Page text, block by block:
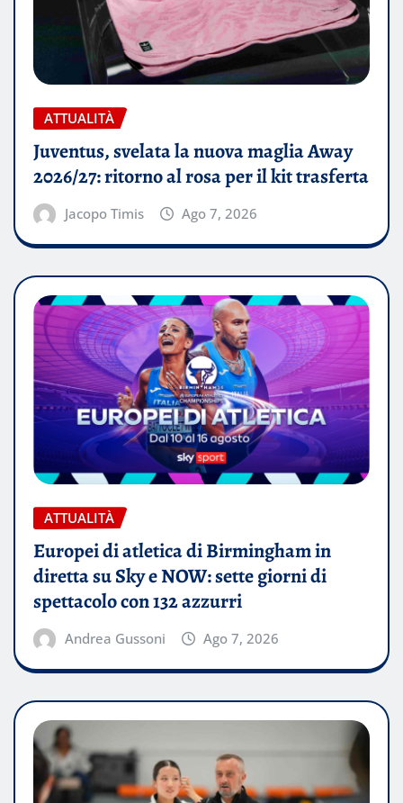
ATTUALITÀ
Juventus, svelata la nuova maglia Away
2026/27: ritorno al rosa per il kit trasferta
Jacopo Timis Ago 7, 2026
ATTUALITÀ
Europei di atletica di Birmingham in
diretta su Sky e NOW: sette giorni di
spettacolo con 132 azzurri
Andrea Gussoni Ago 7, 2026